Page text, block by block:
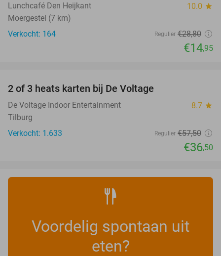
Lunchcafé Den Heijkant 10.0 star
Moergestel (7 km)
Verkocht: 164
Regulier €28,80
€14,95
2 of 3 heats karten bij De Voltage
De Voltage Indoor Entertainment 8.7 star
Tilburg
Verkocht: 1.633
Regulier €57,50
€36,50
Voordelig spontaan uit
eten?